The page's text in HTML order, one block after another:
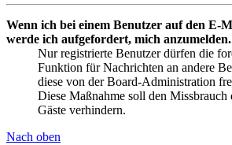
Wenn ich bei einem Benutzer auf den E-
werde ich aufgefordert, mich anzumelden.
Nur registrierte Benutzer dürfen die
Funktion für Nachrichten an andere
diese von der Board-Administration
Diese Maßnahme soll den Missbrauch
Gäste verhindern.
Nach oben